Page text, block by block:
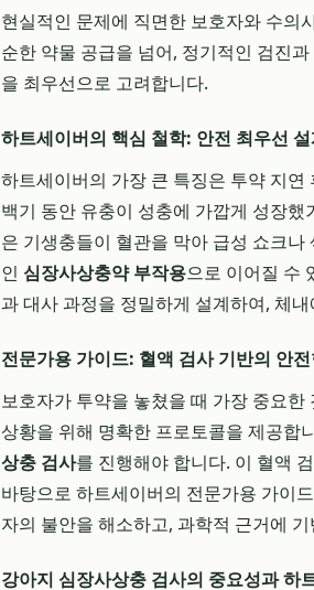
현실적인 문제에 직면한 보호자와 수의
순한 약물 공급을 넘어, 정기적인 검진
을 최우선으로 고려합니다.
하트세이버의 핵심 철학: 안전 최우선 설
하트세이버의 가장 큰 특징은 투약 지
백기 동안 유충이 성충에 가깝게 성장
은 기생충들이 혈관을 막아 급성 쇼크
인 심장사상충약 부작용으로 이어질 수
과 대사 과정을 정밀하게 설계하여, 체
전문가용 가이드: 혈액 검사 기반의 안
보호자가 투약을 놓쳤을 때 가장 중요
상황을 위해 명확한 프로토콜을 제공합
상충 검사를 진행해야 합니다. 이 혈액
바탕으로 하트세이버의 전문가용 가이
자의 불안을 해소하고, 과학적 근거에
강아지 심장사상충 검사의 중요성과 하